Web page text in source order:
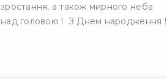
зростання, а також мирного неба
над головою ! З Днем народження !